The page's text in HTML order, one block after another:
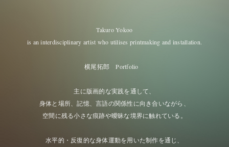
Takuro Yokoo
is an interdisciplinary artist who utilises printmaking and installation.
横尾拓郎 Portfolio
主に版画的な実践を通して、
身体と場所、記憶、言語の関係性に向き合いながら、
空間に残る小さな痕跡や曖昧な境界に触れている。
水平的・反復的な身体運動を用いた制作を通じ、